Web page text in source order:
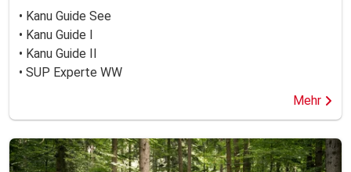
• Kanu Guide See
• Kanu Guide I
• Kanu Guide II
• SUP Experte WW
Mehr